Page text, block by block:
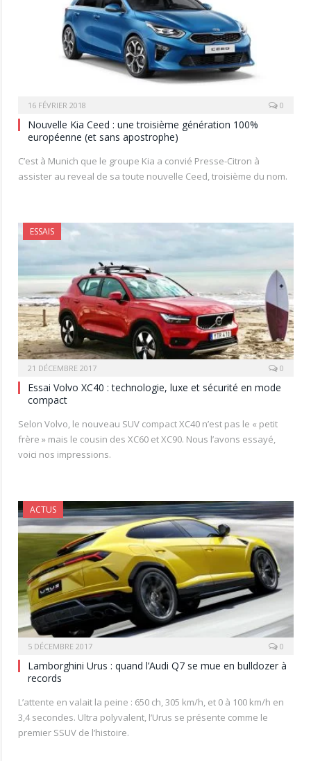
16 FÉVRIER 2018 0
Nouvelle Kia Ceed : une troisième génération 100%
européenne (et sans apostrophe)
C’est à Munich que le groupe Kia a convié Presse-Citron à
assister au reveal de sa toute nouvelle Ceed, troisième du nom.
ESSAIS
21 DÉCEMBRE 2017 0
Essai Volvo XC40 : technologie, luxe et sécurité en mode
compact
Selon Volvo, le nouveau SUV compact XC40 n’est pas le « petit
frère » mais le cousin des XC60 et XC90. Nous l’avons essayé,
voici nos impressions.
ACTUS
5 DÉCEMBRE 2017 0
Lamborghini Urus : quand l’Audi Q7 se mue en bulldozer à
records
L’attente en valait la peine : 650 ch, 305 km/h, et 0 à 100 km/h en
3,4 secondes. Ultra polyvalent, l’Urus se présente comme le
premier SSUV de l’histoire.